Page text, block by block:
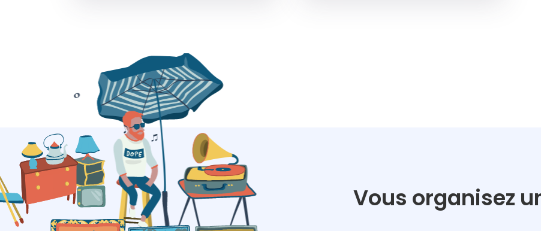
Lire la suite
Vous organisez